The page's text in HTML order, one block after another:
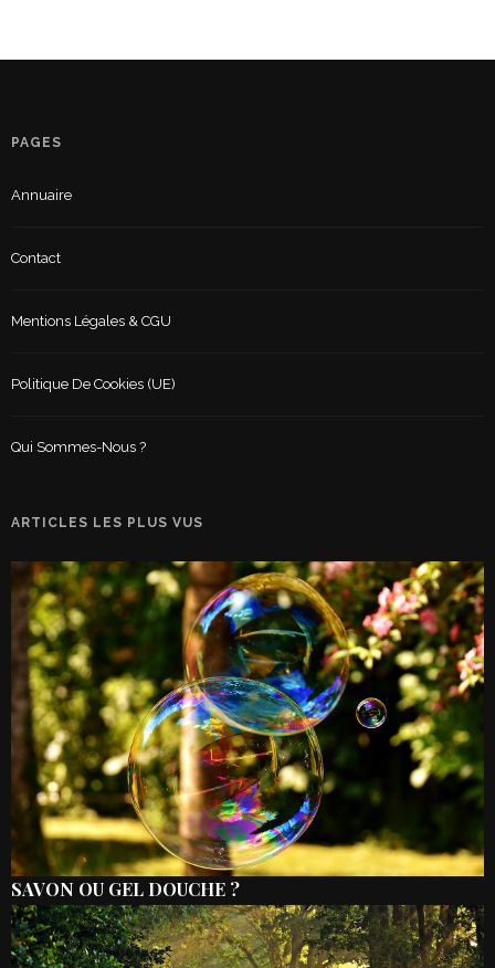
PAGES
Annuaire
Contact
Mentions Légales & CGU
Politique De Cookies (UE)
Qui Sommes-Nous ?
ARTICLES LES PLUS VUS
SAVON OU GEL DOUCHE ?